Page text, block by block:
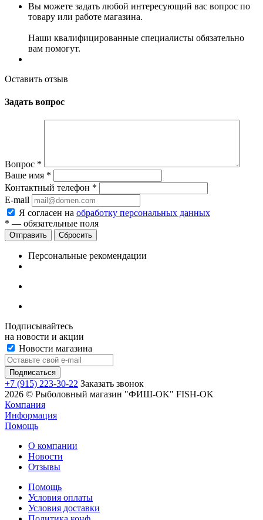
Вы можете задать любой интересующий вас вопрос по
товару или работе магазина.
Наши квалифицированные специалисты обязательно
вам помогут.
Оставить отзыв
Задать вопрос
Вопрос *
Ваше имя *
Контактный телефон *
E-mail
Я согласен на обработку персональных данных
* — обязательные поля
Сбросить
Персональные рекомендации
Подписывайтесь
на новости и акции
Новости магазина
+7 (915) 223-30-22 Заказать звонок
2026 © Рыболовный магазин "ФИШ-OK" FISH-OK
Компания
Информация
Помощь
О компании
Новости
Отзывы
Помощь
Условия оплаты
Условия доставки